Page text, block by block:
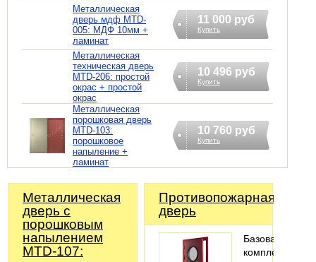
Металлическая
дверь мдф MTD-
005: МДФ 10мм +
ламинат
11 000 руб
Купить
Металлическая
техническая дверь
MTD-206: простой
окрас + простой
окрас
10 496 руб
Купить
Металлическая
порошковая дверь
MTD-103:
порошковое
напыление +
ламинат
10 760 руб
Купить
Металлическая
дверь с
порошковым
напылением
MTD-107:
Противопожарная
дверь
Базовая
комплектация: